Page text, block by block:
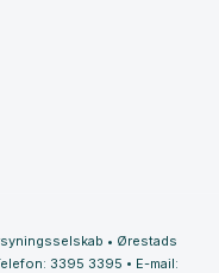
• Ørestads
3395 3395 • E-mail: